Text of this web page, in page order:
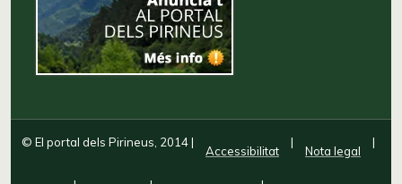
© El portal dels Pirineus, 2014|
Accessibilitat
|
Nota legal
|